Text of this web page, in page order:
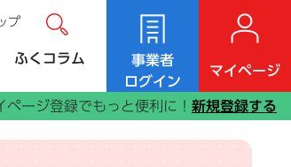
事業者
ログイン
マイページ
ページ登録でもっと便利に！ 新規登録する
ふくコラム
プ サイト内検索